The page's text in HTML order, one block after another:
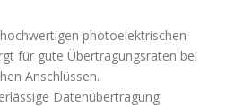
photoelektrischen
für gute Übertragungsraten bei
Anschlüssen.
Datenübertragung